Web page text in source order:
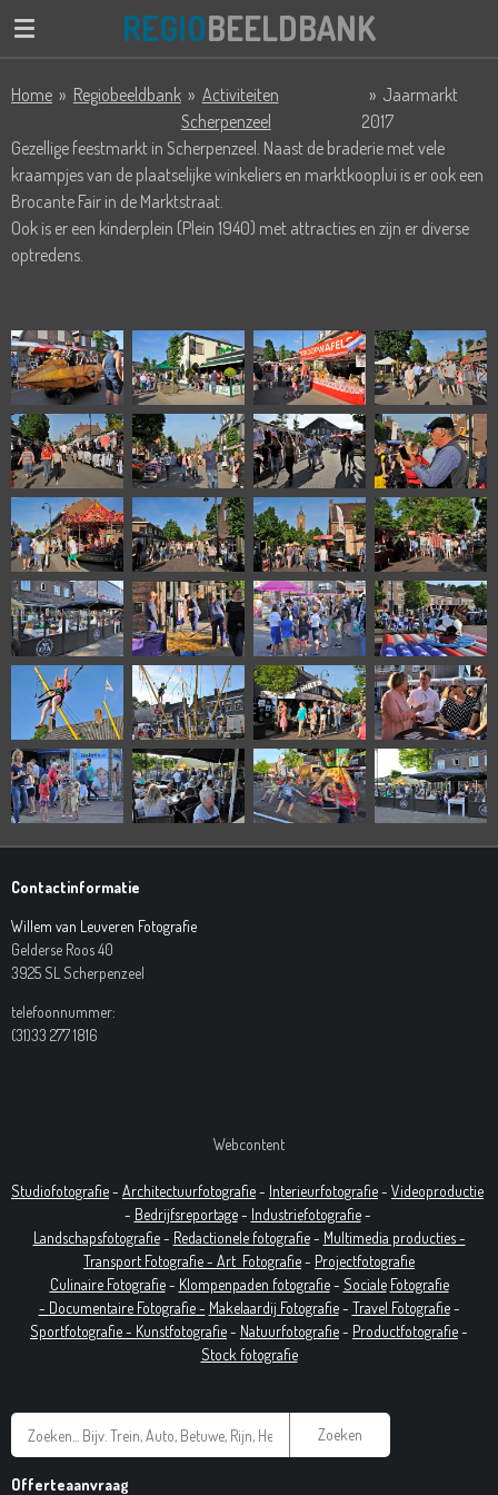
Ga
de
REGIOBEELDBANK
Home » Regiobeeldbank » Activiteiten
Scherpenzeel
» Jaarmarkt
2017
Gezellige feestmarkt in Scherpenzeel. Naast de braderie met vele
kraampjes van de plaatselijke winkeliers en marktkooplui is er ook een
Brocante Fair in de Marktstraat.
Ook is er een kinderplein (Plein 1940) met attracties en zijn er diverse
optredens.
Contactinformatie
Willem van Leuveren Fotografie
Gelderse Roos 40
3925 SL Scherpenzeel
telefoonnummer:
(31)33 277 1816
Webcontent
Studiofotografie- Architectuurfotografie- Interieurfotografie- Videoproductie
- Bedrijfsreportage- Industriefotografie-
Landschapsfotografie- Redactionele fotografie- Multimedia producties -
Transport Fotografie - Art Fotografie- Projectfotografie
Culinaire Fotografie- Klompenpaden fotografie- Sociale Fotografie
- Documentaire Fotografie- Makelaardij Fotografie- Travel Fotografie-
Sportfotografie - Kunstfotografie- Natuurfotografie- Productfotografie-
Stock fotografie
Zoeken
Offerteaanvraag